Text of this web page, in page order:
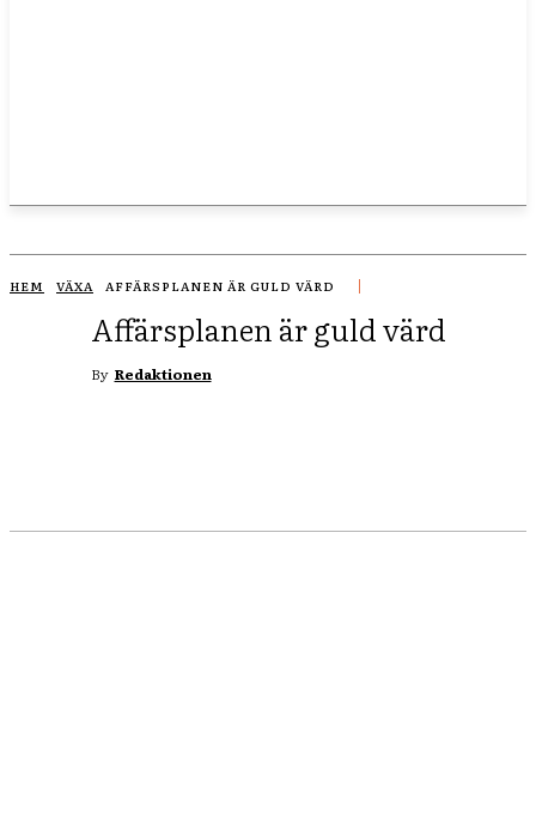
HEM VÄXA AFFÄRSPLANEN ÄR GULD VÄRD
Affärsplanen är guld värd
By Redaktionen